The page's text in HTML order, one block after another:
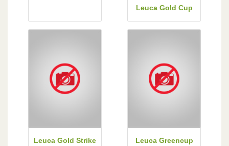
Leuca Gold Cup
Leuca Gold Strike
Leuca Greencup